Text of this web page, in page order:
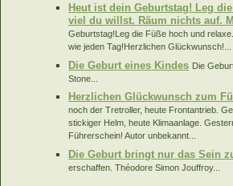
Heut ist dein Geburtstag! Leg
viel du willst. Räum nichts auf.
Geburtstag!Leg die Füße hoch und
wie jeden Tag!Herzlichen Glückwunsch!...
Die Geburt eines Kindes Die
Stone...
Herzlichen Glückwunsch zum
noch der Tretroller, heute Frontantrieb.
stickiger Helm, heute Klimaanlage.
Führerschein! Autor unbekannt...
Die Geburt bringt nur das Sein
erschaffen. Théodore Simon Jouffroy...